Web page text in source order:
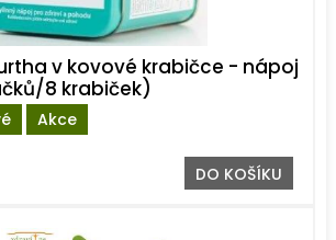
Akce
v kovové krabičce - nápoj
8 krabiček)
DO KOŠÍKU